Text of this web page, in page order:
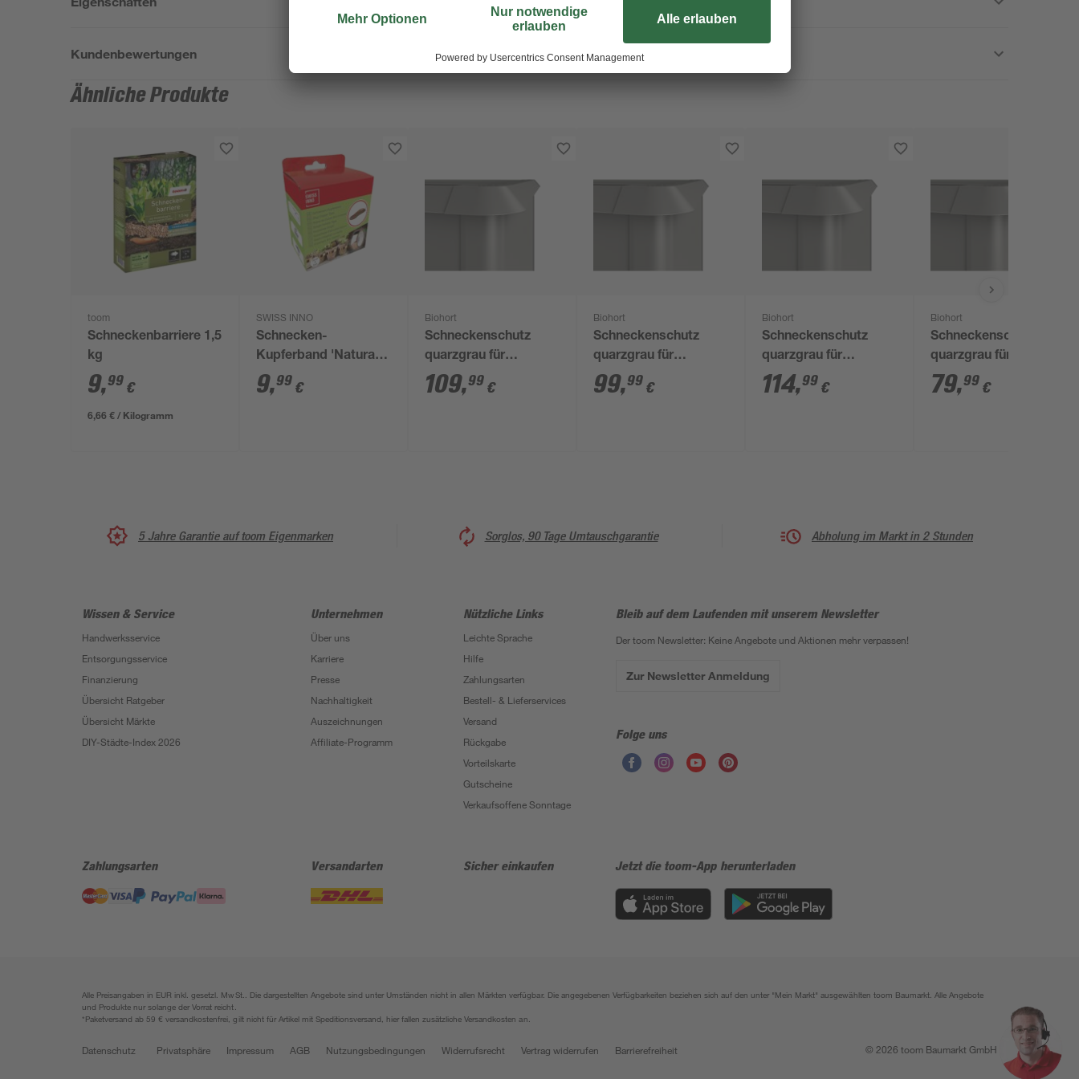
Kundenbewertungen
Ähnliche Produkte
toom
Schneckenbarriere 1,5
kg
9,99 €
6,66 € / Kilogramm
SWISS INNO
Schnecken-
Kupferband 'Natural
Control' 3 x 500 cm
9,99 €
Biohort
Schneckenschutz
quarzgrau für
Hochbeet 2 x 1 m
109,99 €
Biohort
Schneckenschutz
quarzgrau für
Hochbeet 1,5 x 1 m
99,99 €
Biohort
Schneckenschutz
quarzgrau für
Hochbeet 2 x 2 m
114,99 €
Biohort
Schneckenschutz
quarzgrau für
Hochbeet 1 x 0,5 m
79,99 €
5 Jahre Garantie auf toom Eigenmarken Sorglos, 90 Tage Umtauschgarantie Abholung im Markt in 2 Stunden
Wissen & Service
Handwerksservice
Entsorgungsservice
Finanzierung
Übersicht Ratgeber
Übersicht Märkte
DIY-Städte-Index 2026
Unternehmen
Über uns
Karriere
Presse
Nachhaltigkeit
Auszeichnungen
Affiliate-Programm
Nützliche Links
Leichte Sprache
Hilfe
Zahlungsarten
Bestell- & Lieferservices
Versand
Rückgabe
Vorteilskarte
Gutscheine
Verkaufsoffene Sonntage
Bleib auf dem Laufenden mit unserem Newsletter
Der toom Newsletter: Keine Angebote und Aktionen mehr verpassen!
Zur Newsletter Anmeldung
Folge uns
Zahlungsarten Versandarten Sicher einkaufen Jetzt die toom-App herunterladen
Alle Preisangaben in EUR inkl. gesetzl. MwSt.. Die dargestellten Angebote sind unter Umständen nicht in allen Märkten verfügbar. Die angegebenen Verfügbarkeiten beziehen sich auf den unter "Mein Markt" ausgewählten toom Baumarkt. Alle Angebote
und Produkte nur solange der Vorrat reicht.
*Paketversand ab 59 € versandkostenfrei, gilt nicht für Artikel mit Speditionsversand, hier fallen zusätzliche Versandkosten an.
Datenschutz Privatsphäre Impressum AGB Nutzungsbedingungen Widerrufsrecht Vertrag widerrufen Barrierefreiheit © 2026 toom Baumarkt GmbH